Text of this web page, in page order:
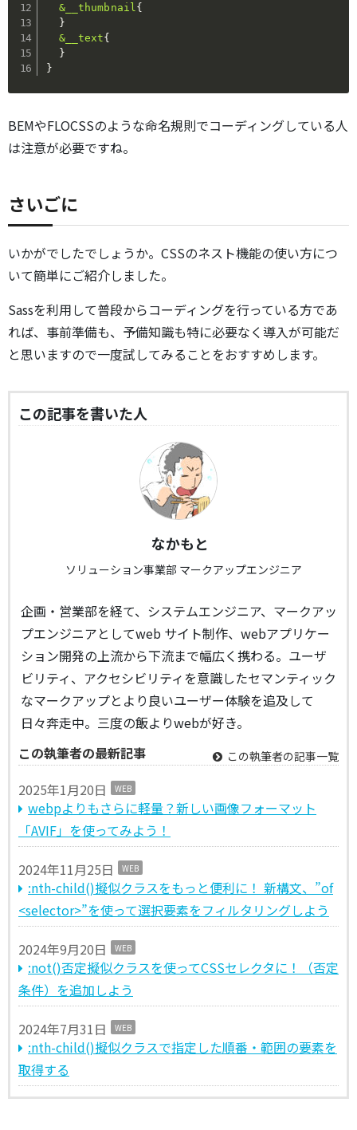
&__thumbnail {
}
&__text{
}
}
BEMやFLOCSSのような命名規則でコーディングしている人
は注意が必要ですね。
さいごに
いかがでしたでしょうか。CSSのネスト機能の使い方につ
いて簡単にご紹介しました。
Sassを利用して普段からコーディングを行っている方であ
れば、事前準備も、予備知識も特に必要なく導入が可能だ
と思いますので一度試してみることをおすすめします。
この記事を書いた人
なかもと
ソリューション事業部 マークアップエンジニア
企画・営業部を経て、システムエンジニア、マークアッ
プエンジニアとしてweb サイト制作、webアプリケー
ション開発の上流から下流まで幅広く携わる。ユーザ
ビリティ、アクセシビリティを意識したセマンティック
なマークアップとより良いユーザー体験を追及して
日々奔走中。三度の飯よりwebが好き。
この執筆者の最新記事
この執筆者の記事一覧
2025年1月20日 WEB
webpよりもさらに軽量？新しい画像フォーマット
「AVIF」を使ってみよう！
2024年11月25日 WEB
:nth-child()擬似クラスをもっと便利に！ 新構文、”of
<selector>”を使って選択要素をフィルタリングしよう
2024年9月20日 WEB
:not()否定擬似クラスを使ってCSSセレクタに！（否定
条件）を追加しよう
2024年7月31日 WEB
:nth-child()擬似クラスで指定した順番・範囲の要素を
取得する